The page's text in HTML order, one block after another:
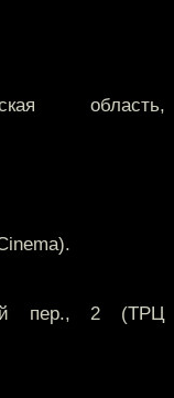
область,
пер., 2 (ТРЦ